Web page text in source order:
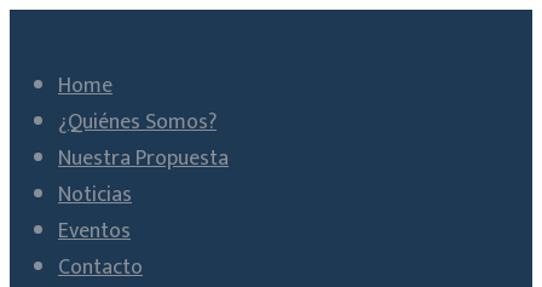
Home
¿Quiénes Somos?
Nuestra Propuesta
Noticias
Eventos
Contacto